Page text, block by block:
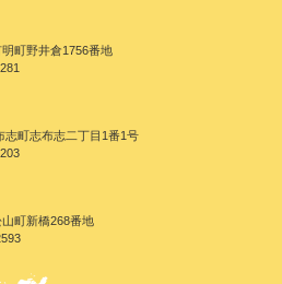
町野井倉1756番地
志町志布志二丁目1番1号
町新橋268番地